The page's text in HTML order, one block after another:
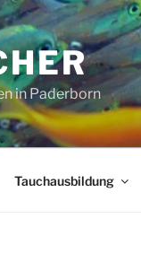
in Paderborn
Tauchausbildung